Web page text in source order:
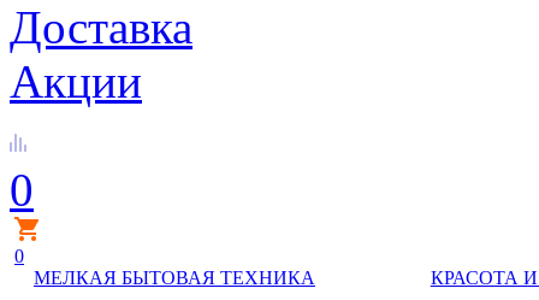
Доставка
Акции
0
0
МЕЛКАЯ БЫТОВАЯ ТЕХНИКА
КРАСОТА